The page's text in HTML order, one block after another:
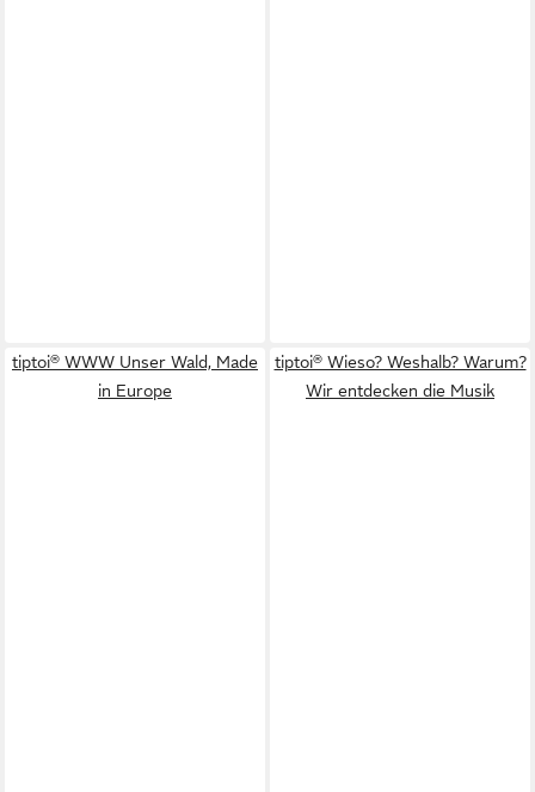
tiptoi® WWW Unser Wald, Made
in Europe
tiptoi® Wieso? Weshalb? Warum?
Wir entdecken die Musik